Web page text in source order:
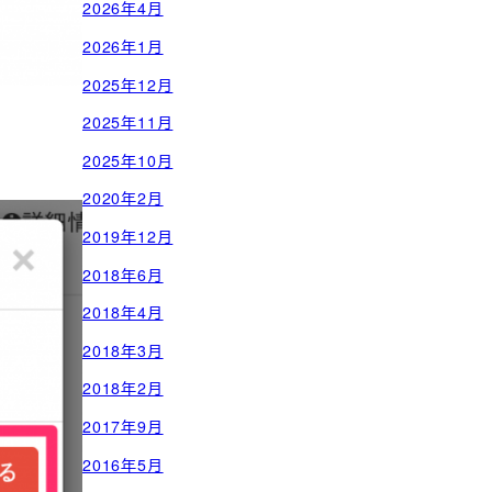
2026年4月
2026年1月
2025年12月
2025年11月
2025年10月
2020年2月
2019年12月
2018年6月
2018年4月
2018年3月
2018年2月
2017年9月
2016年5月